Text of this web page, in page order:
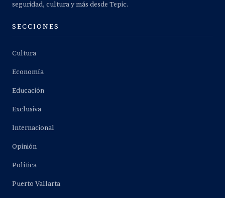
seguridad, cultura y más desde Tepic.
SECCIONES
Cultura
Economía
Educación
Exclusiva
Internacional
Opinión
Política
Puerto Vallarta